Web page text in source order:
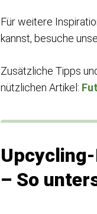
Für weitere
kannst, besuche
Zusätzliche Tipps
nützlichen Artikel:
– So